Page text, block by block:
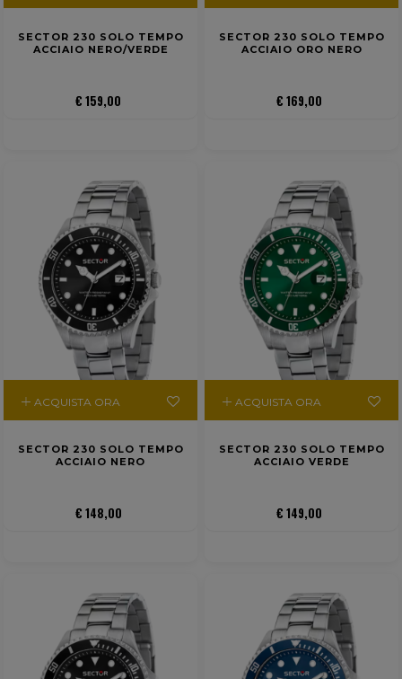
SECTOR 230 SOLO TEMPO
ACCIAIO NERO/VERDE
€ 159,00
SECTOR 230 SOLO TEMPO
ACCIAIO ORO NERO
€ 169,00
ACQUISTA ORA
SECTOR 230 SOLO TEMPO
ACCIAIO NERO
€ 148,00
ACQUISTA ORA
SECTOR 230 SOLO TEMPO
ACCIAIO VERDE
€ 149,00